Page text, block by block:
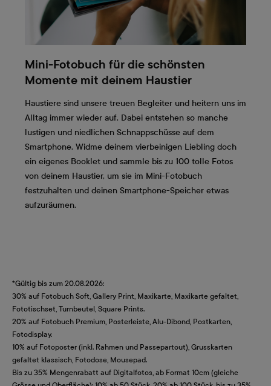
Mini-Fotobuch für die schönsten
Momente mit deinem Haustier
Haustiere sind unsere treuen Begleiter und heitern uns im
Alltag immer wieder auf. Dabei entstehen so manche
lustigen und niedlichen Schnappschüsse auf dem
Smartphone. Widme deinem vierbeinigen Liebling doch
ein eigenes Booklet und sammle bis zu 100 tolle Fotos
von deinem Haustier, um sie im Mini-Fotobuch
festzuhalten und deinen Smartphone-Speicher etwas
aufzuräumen.
*Gültig bis zum 20.08.2026:
30% auf Fotobuch Soft, Gallery Print, Maxikarte, Maxikarte gefaltet,
Fototischset, Turnbeutel, Square Prints.
20% auf Fotobuch Premium, Posterleiste, Alu-Dibond, Postkarten,
Fotodisplay.
10% auf Fotoposter (inkl. Rahmen und Passepartout), Grusskarten
gefaltet klassisch, Fotodose, Mousepad.
Bis zu 35% Mengenrabatt auf Digitalfotos, ab Format 10cm (gleiche